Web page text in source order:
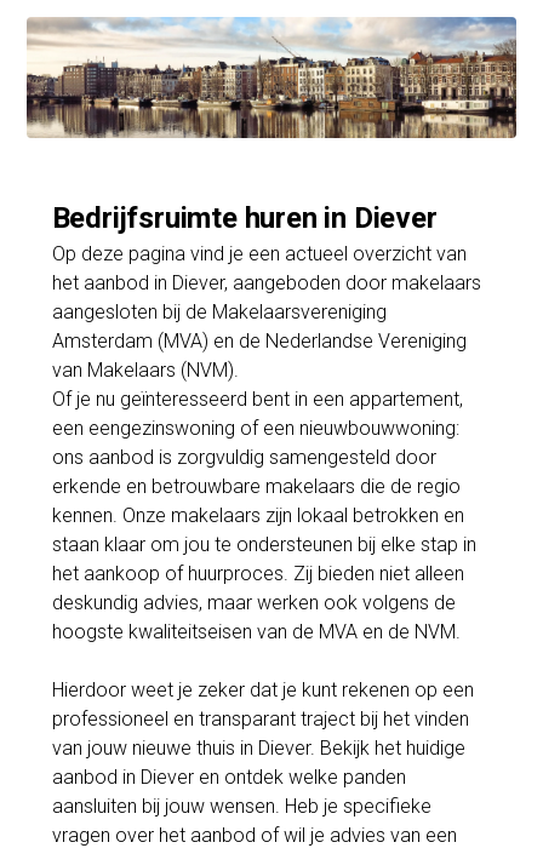
Bedrijfsruimte huren in Diever
Op deze pagina vind je een actueel overzicht van
het aanbod in Diever, aangeboden door makelaars
aangesloten bij de Makelaarsvereniging
Amsterdam (MVA) en de Nederlandse Vereniging
van Makelaars (NVM).
Of je nu geïnteresseerd bent in een appartement,
een eengezinswoning of een nieuwbouwwoning:
ons aanbod is zorgvuldig samengesteld door
erkende en betrouwbare makelaars die de regio
kennen. Onze makelaars zijn lokaal betrokken en
staan klaar om jou te ondersteunen bij elke stap in
het aankoop of huurproces. Zij bieden niet alleen
deskundig advies, maar werken ook volgens de
hoogste kwaliteitseisen van de MVA en de NVM.
Hierdoor weet je zeker dat je kunt rekenen op een
professioneel en transparant traject bij het vinden
van jouw nieuwe thuis in Diever. Bekijk het huidige
aanbod in Diever en ontdek welke panden
aansluiten bij jouw wensen. Heb je specifieke
vragen over het aanbod of wil je advies van een